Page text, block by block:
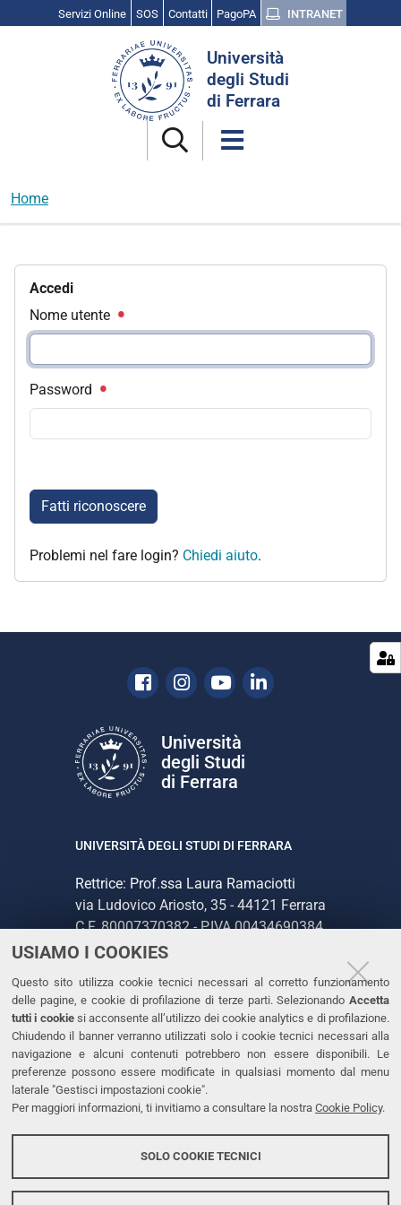
USIAMO I COOKIES
Questo sito utilizza cookie tecnici necessari al corretto funzionamento
delle pagine, e cookie di profilazione di terze parti. Selezionando Accetta
tutti i cookiesi acconsente all’utilizzo dei cookie analytics e di profilazione.
Chiudendo il banner verranno utilizzati solo i cookie tecnici necessari alla
navigazione e alcuni contenuti potrebbero non essere disponibili. Le
preferenze possono essere modificate in qualsiasi momento dal menu
laterale "Gestisci impostazioni cookie".
Per maggiori informazioni, ti invitiamo a consultare la nostra Cookie Policy.
SOLO COOKIE TECNICI
Servizi Online SOS Contatti PagoPA INTRANET
Università
degli Studi
di Ferrara
Home
Accedi
Nome utente
Password
Fatti riconoscere
Problemi nel fare login? Chiedi aiuto.
Facebook
Instagram
YoutubeLinkedin
Università
degli Studi
di Ferrara
UNIVERSITÀ DEGLI STUDI DI FERRARA
Rettrice: Prof.ssa Laura Ramaciotti
via Ludovico Ariosto, 35 - 44121 Ferrara
C.F. 80007370382 - P.IVA 00434690384
CONTATTI
Tel. +39 0532 293111
Fax. +39 0532 293031
PEC
LINKS
Accessibilità
Protezione dati personali